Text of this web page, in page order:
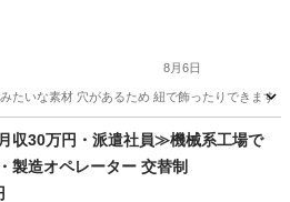
8月6日
たいな素材 穴があるため 紐で飾ったりできます
その他 バルーン
収30万円・派遣社員≫機械系工場で
製造オペレーター 交替制